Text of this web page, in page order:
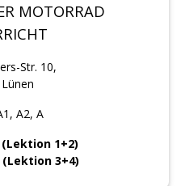
MOTORRAD
Str. 10,
A2, A
(Lektion 1+2)
(Lektion 3+4)